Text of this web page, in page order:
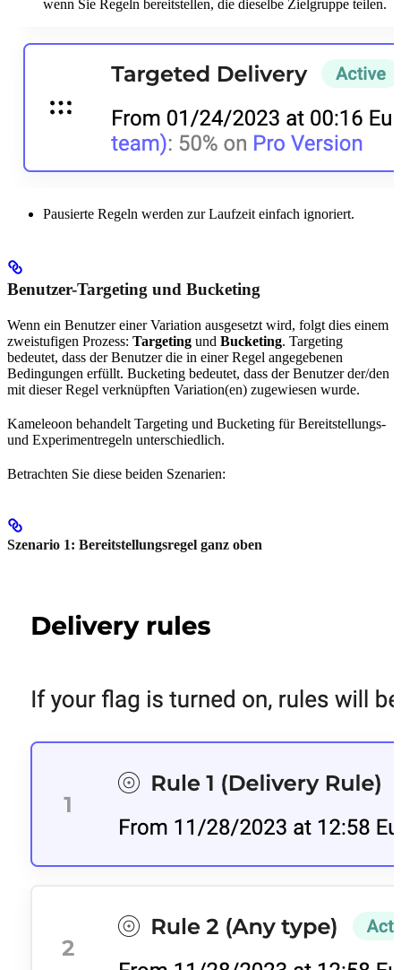
wenn Sie Regeln bereitstellen, die dieselbe Zielgruppe teilen.
Pausierte Regeln werden zur Laufzeit einfach ignoriert.
Benutzer-Targeting und Bucketing
Wenn ein Benutzer einer Variation ausgesetzt wird, folgt dies einem
zweistufigen Prozess: Targeting und Bucketing. Targeting
bedeutet, dass der Benutzer die in einer Regel angegebenen
Bedingungen erfüllt. Bucketing bedeutet, dass der Benutzer der/den
mit dieser Regel verknüpften Variation(en) zugewiesen wurde.
Kameleoon behandelt Targeting und Bucketing für Bereitstellungs-
und Experimentregeln unterschiedlich.
Betrachten Sie diese beiden Szenarien:
Szenario 1: Bereitstellungsregel ganz oben